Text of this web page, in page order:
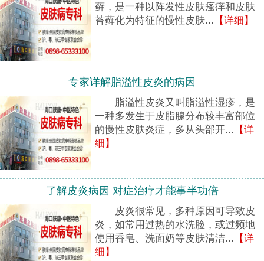
藓，是一种以阵发性皮肤瘙痒和皮肤
苔藓化为特征的慢性皮肤... 【详细】
专家详解脂溢性皮炎的病因
脂溢性皮炎又叫脂溢性湿疹，是
一种多发生于皮脂腺分布较丰富部位
的慢性皮肤炎症，多从头部开... 【详
细】
了解皮炎病因 对症治疗才能事半功倍
皮炎很常见，多种原因可导致皮
炎，如常用过热的水洗脸，或过频地
使用香皂、洗面奶等皮肤清洁... 【详
细】